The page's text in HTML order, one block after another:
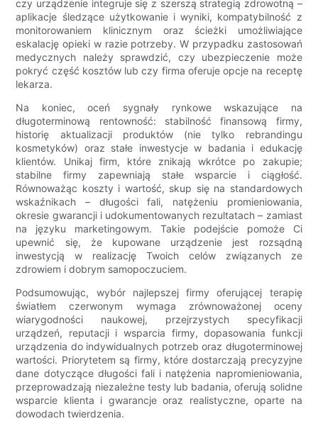
czy urządzenie integruje się z szerszą strategią zdrowotną –
aplikacje śledzące użytkowanie i wyniki, kompatybilność z
monitorowaniem klinicznym oraz ścieżki umożliwiające
eskalację opieki w razie potrzeby. W przypadku zastosowań
medycznych należy sprawdzić, czy ubezpieczenie może
pokryć część kosztów lub czy firma oferuje opcje na receptę
lekarza.
Na koniec, oceń sygnały rynkowe wskazujące na
długoterminową rentowność: stabilność finansową firmy,
historię aktualizacji produktów (nie tylko rebrandingu
kosmetyków) oraz stałe inwestycje w badania i edukację
klientów. Unikaj firm, które znikają wkrótce po zakupie;
stabilne firmy zapewniają stałe wsparcie i ciągłość.
Równoważąc koszty i wartość, skup się na standardowych
wskaźnikach – długości fali, natężeniu promieniowania,
okresie gwarancji i udokumentowanych rezultatach – zamiast
na języku marketingowym. Takie podejście pomoże Ci
upewnić się, że kupowane urządzenie jest rozsądną
inwestycją w realizację Twoich celów związanych ze
zdrowiem i dobrym samopoczuciem.
Podsumowując, wybór najlepszej firmy oferującej terapię
światłem czerwonym wymaga zrównoważonej oceny
wiarygodności naukowej, przejrzystych specyfikacji
urządzeń, reputacji i wsparcia firmy, dopasowania funkcji
urządzenia do indywidualnych potrzeb oraz długoterminowej
wartości. Priorytetem są firmy, które dostarczają precyzyjne
dane dotyczące długości fali i natężenia napromieniowania,
przeprowadzają niezależne testy lub badania, oferują solidne
wsparcie klienta i gwarancje oraz realistyczne, oparte na
dowodach twierdzenia.